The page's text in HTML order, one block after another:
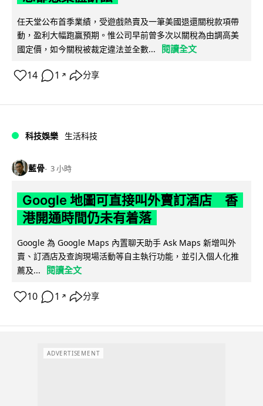
任天堂公布首季業績，受遊戲熱賣及一筆美國退還關稅款項帶
動，盈利大幅跑贏預期。惟公司早前曾多次以關稅為由調高美
國定價，如今關稅被裁定違法並全數...
閱讀全文
14 1 ↗ 分享
科技娛樂 生活科技
藍骨 3 小時
Google 地圖可直接叫外賣訂酒店 香
港開通時間仍未有着落
Google 為 Google Maps 內置聊天助手 Ask Maps 新增叫外
賣、訂酒店及查詢現場活動等自主執行功能，並引入個人化推
薦及...
閱讀全文
10 1 ↗ 分享
ADVERTISEMENT